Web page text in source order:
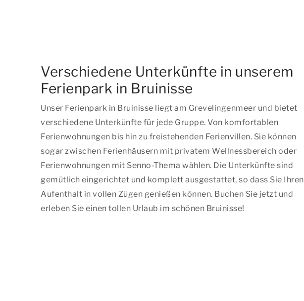
Verschiedene Unterkünfte in unserem
Ferienpark in Bruinisse
Unser Ferienpark in Bruinisse liegt am Grevelingenmeer und bietet
verschiedene Unterkünfte für jede Gruppe. Von komfortablen
Ferienwohnungen bis hin zu freistehenden Ferienvillen. Sie können
sogar zwischen Ferienhäusern mit privatem Wellnessbereich oder
Ferienwohnungen mit Senno-Thema wählen. Die Unterkünfte sind
gemütlich eingerichtet und komplett ausgestattet, so dass Sie Ihren
Aufenthalt in vollen Zügen genießen können. Buchen Sie jetzt und
erleben Sie einen tollen Urlaub im schönen Bruinisse!